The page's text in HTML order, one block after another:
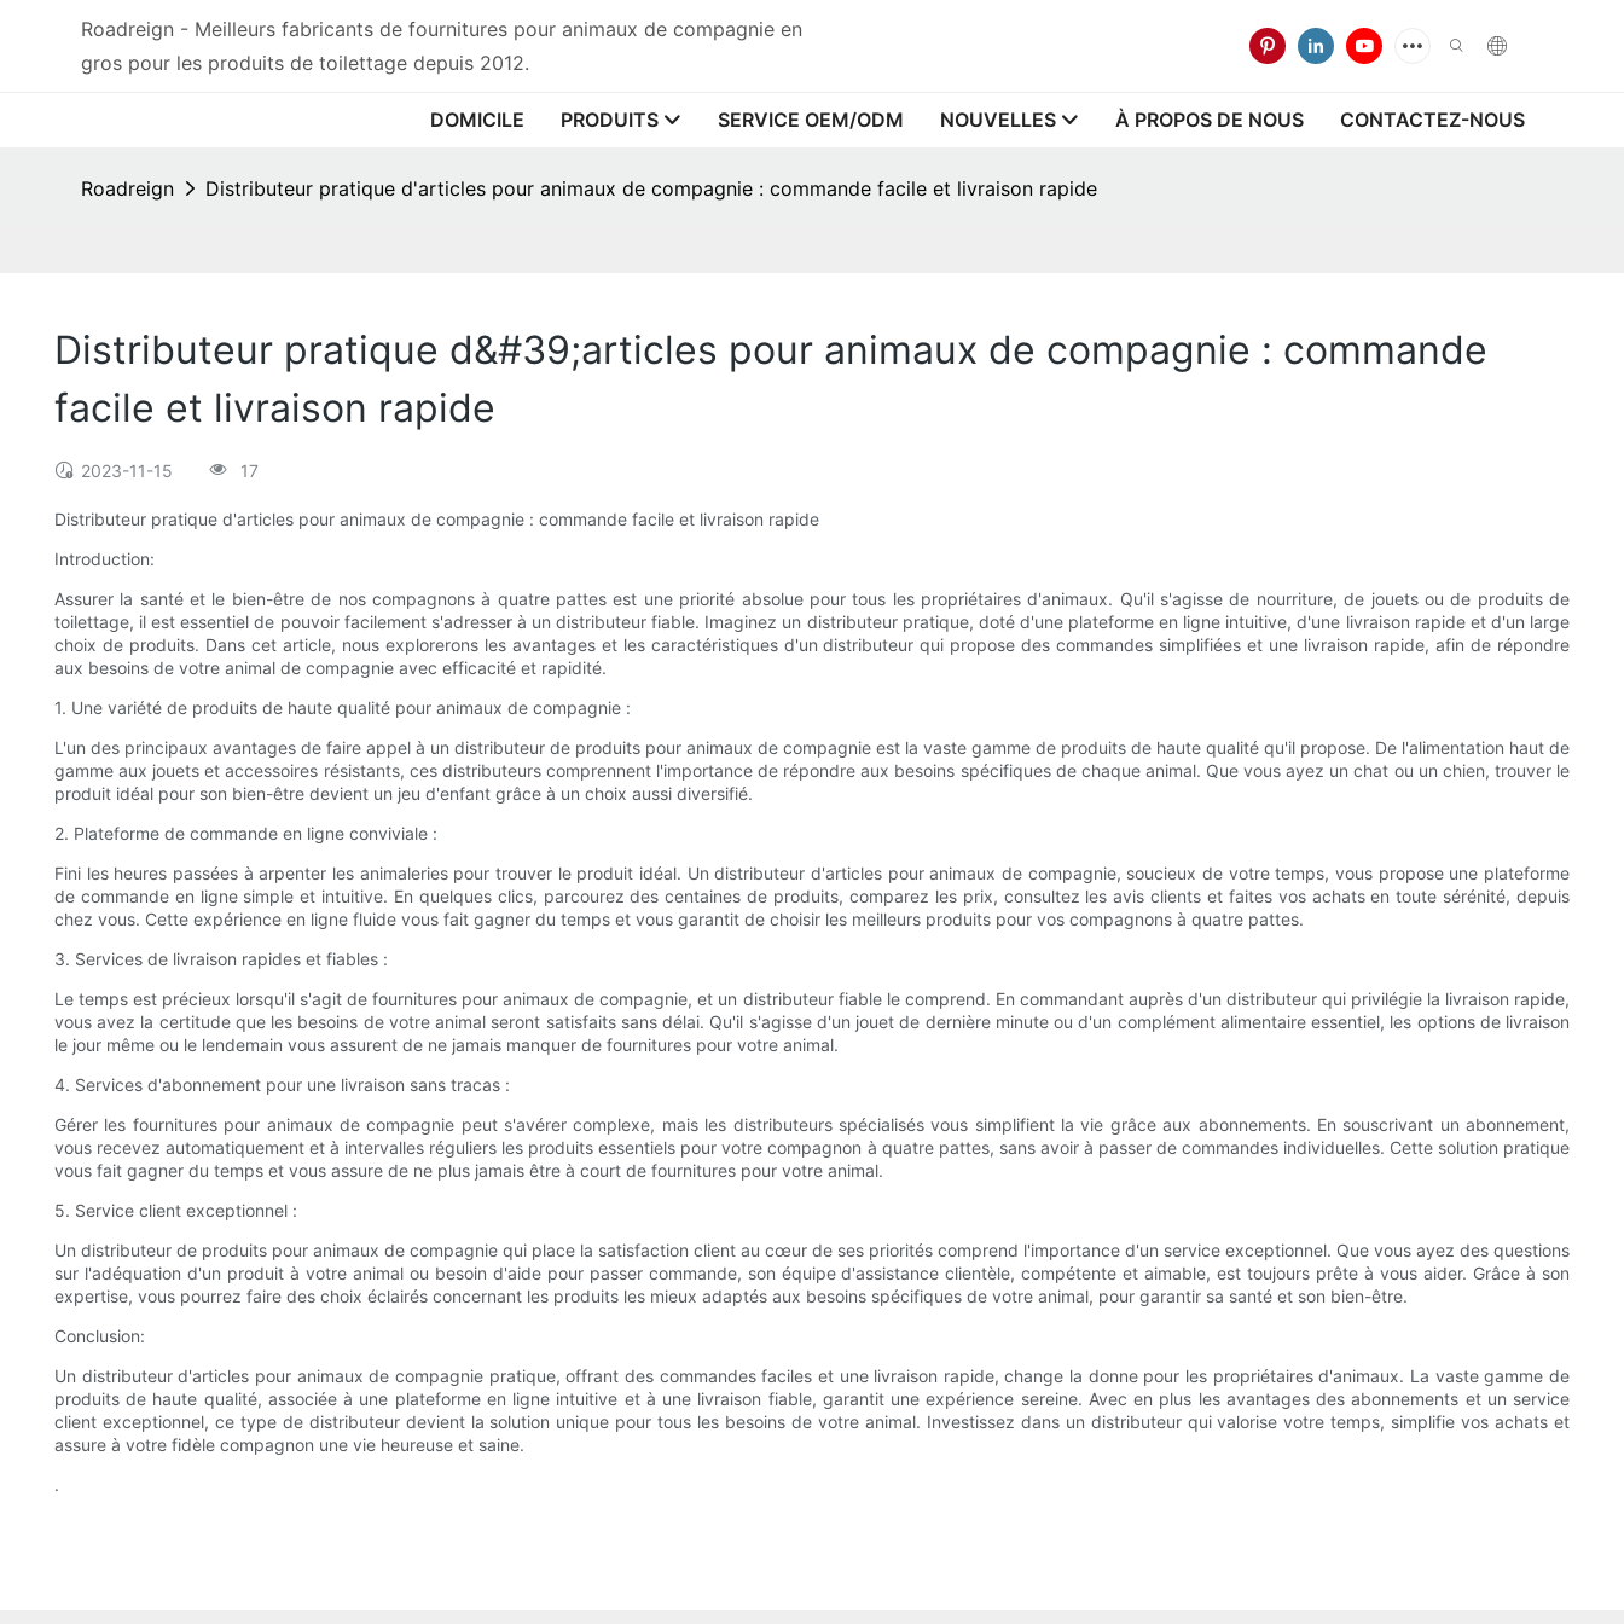
Roadreign - Meilleurs fabricants de fournitures pour animaux de compagnie en
gros pour les produits de toilettage depuis 2012.
DOMICILE PRODUITS SERVICE OEM/ODM NOUVELLES À PROPOS DE NOUS CONTACTEZ-NOUS
Roadreign Distributeur pratique d'articles pour animaux de compagnie : commande facile et livraison rapide
Distributeur pratique d&#39;articles pour animaux de compagnie : commande
facile et livraison rapide
2023-11-15 17
Distributeur pratique d'articles pour animaux de compagnie : commande facile et livraison rapide
Introduction:
Assurer la santé et le bien-être de nos compagnons à quatre pattes est une priorité absolue pour tous les propriétaires d'animaux. Qu'il s'agisse de nourriture, de jouets ou de produits de
toilettage, il est essentiel de pouvoir facilement s'adresser à un distributeur fiable. Imaginez un distributeur pratique, doté d'une plateforme en ligne intuitive, d'une livraison rapide et d'un large
choix de produits. Dans cet article, nous explorerons les avantages et les caractéristiques d'un distributeur qui propose des commandes simplifiées et une livraison rapide, afin de répondre
aux besoins de votre animal de compagnie avec efficacité et rapidité.
1. Une variété de produits de haute qualité pour animaux de compagnie :
L'un des principaux avantages de faire appel à un distributeur de produits pour animaux de compagnie est la vaste gamme de produits de haute qualité qu'il propose. De l'alimentation haut de
gamme aux jouets et accessoires résistants, ces distributeurs comprennent l'importance de répondre aux besoins spécifiques de chaque animal. Que vous ayez un chat ou un chien, trouver le
produit idéal pour son bien-être devient un jeu d'enfant grâce à un choix aussi diversifié.
2. Plateforme de commande en ligne conviviale :
Fini les heures passées à arpenter les animaleries pour trouver le produit idéal. Un distributeur d'articles pour animaux de compagnie, soucieux de votre temps, vous propose une plateforme
de commande en ligne simple et intuitive. En quelques clics, parcourez des centaines de produits, comparez les prix, consultez les avis clients et faites vos achats en toute sérénité, depuis
chez vous. Cette expérience en ligne fluide vous fait gagner du temps et vous garantit de choisir les meilleurs produits pour vos compagnons à quatre pattes.
3. Services de livraison rapides et fiables :
Le temps est précieux lorsqu'il s'agit de fournitures pour animaux de compagnie, et un distributeur fiable le comprend. En commandant auprès d'un distributeur qui privilégie la livraison rapide,
vous avez la certitude que les besoins de votre animal seront satisfaits sans délai. Qu'il s'agisse d'un jouet de dernière minute ou d'un complément alimentaire essentiel, les options de livraison
le jour même ou le lendemain vous assurent de ne jamais manquer de fournitures pour votre animal.
4. Services d'abonnement pour une livraison sans tracas :
Gérer les fournitures pour animaux de compagnie peut s'avérer complexe, mais les distributeurs spécialisés vous simplifient la vie grâce aux abonnements. En souscrivant un abonnement,
vous recevez automatiquement et à intervalles réguliers les produits essentiels pour votre compagnon à quatre pattes, sans avoir à passer de commandes individuelles. Cette solution pratique
vous fait gagner du temps et vous assure de ne plus jamais être à court de fournitures pour votre animal.
5. Service client exceptionnel :
Un distributeur de produits pour animaux de compagnie qui place la satisfaction client au cœur de ses priorités comprend l'importance d'un service exceptionnel. Que vous ayez des questions
sur l'adéquation d'un produit à votre animal ou besoin d'aide pour passer commande, son équipe d'assistance clientèle, compétente et aimable, est toujours prête à vous aider. Grâce à son
expertise, vous pourrez faire des choix éclairés concernant les produits les mieux adaptés aux besoins spécifiques de votre animal, pour garantir sa santé et son bien-être.
Conclusion:
Un distributeur d'articles pour animaux de compagnie pratique, offrant des commandes faciles et une livraison rapide, change la donne pour les propriétaires d'animaux. La vaste gamme de
produits de haute qualité, associée à une plateforme en ligne intuitive et à une livraison fiable, garantit une expérience sereine. Avec en plus les avantages des abonnements et un service
client exceptionnel, ce type de distributeur devient la solution unique pour tous les besoins de votre animal. Investissez dans un distributeur qui valorise votre temps, simplifie vos achats et
assure à votre fidèle compagnon une vie heureuse et saine.
.